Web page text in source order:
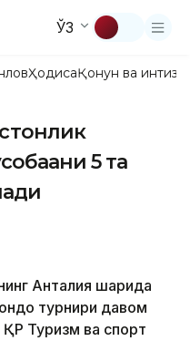
ЎЗ
ҲодисаҚонун ва
5 та
Анталия шаҳрида
турнири давом
Туризм ва спорт